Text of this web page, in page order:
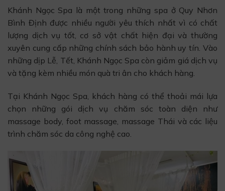
Khánh Ngọc Spa là một trong những spa ở Quy Nhơn
Bình Định được nhiều người yêu thích nhất vì có chất
lượng dịch vụ tốt, cơ sở vật chất hiện đại và thường
xuyên cung cấp những chính sách bảo hành uy tín. Vào
những dịp Lễ, Tết, Khánh Ngọc Spa còn giảm giá dịch vụ
và tặng kèm nhiều món quà tri ân cho khách hàng.
Tại Khánh Ngọc Spa, khách hàng có thể thoải mái lựa
chọn những gói dịch vụ chăm sóc toàn diện như
massage body, foot massage, massage Thái và các liệu
trình chăm sóc da công nghệ cao.